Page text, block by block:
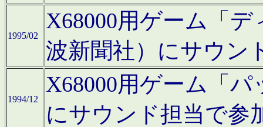
1995/02
X68000用ゲーム「
波新聞社）にサウン
1994/12
X68000用ゲーム「
にサウンド担当で参